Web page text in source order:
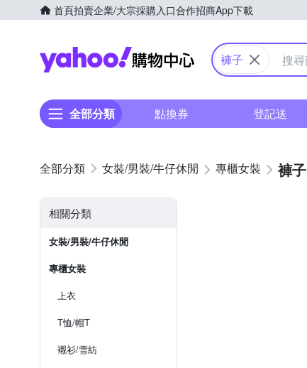
首頁拍賣企業/大宗採購入口合作招商App下載
Yahoo購物中心
褲子
全部分類 點換券 登記送
女裝/男裝/牛仔休閒 專櫃女裝 褲子
相關分類
女裝/男裝/牛仔休閒
專櫃女裝
上衣
T恤/帽T
襯衫/雪紡